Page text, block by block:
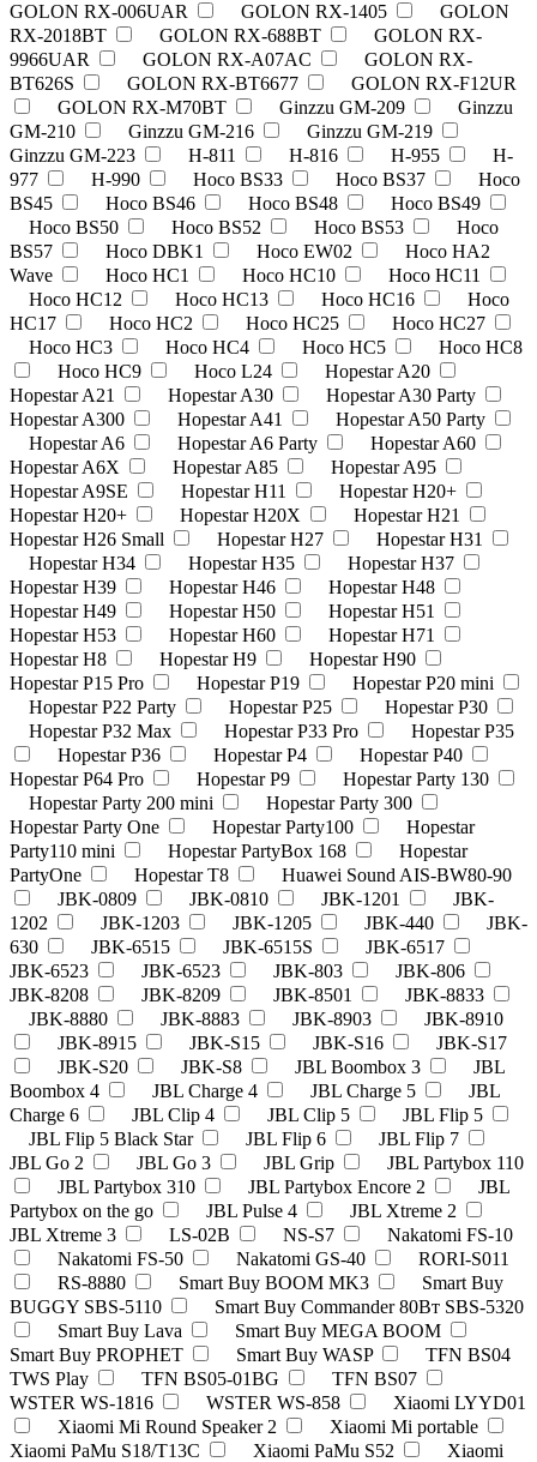
GOLON RX-006UAR GOLON RX-1405
GOLON
RX-2018BT
GOLON RX-688BT
GOLON RX-
9966UAR
GOLON RX-A07AC
GOLON RX-
BT626S
GOLON RX-BT6677
GOLON RX-F12UR
GOLON RX-M70BT
Ginzzu GM-209
Ginzzu
GM-210
Ginzzu GM-216
Ginzzu GM-219
Ginzzu GM-223
H-811 H-816 H-955
H-
977
H-990 Hoco BS33 Hoco BS37
Hoco
BS45
Hoco BS46 Hoco BS48
Hoco BS49
Hoco BS50
Hoco BS52 Hoco BS53
Hoco
BS57
Hoco DBK1 Hoco EW02
Hoco HA2
Wave
Hoco HC1 Hoco HC10
Hoco HC11
Hoco HC12
Hoco HC13 Hoco HC16
Hoco
HC17
Hoco HC2 Hoco HC25
Hoco HC27
Hoco HC3
Hoco HC4 Hoco HC5
Hoco HC8
Hoco HC9
Hoco L24
Hopestar A20
Hopestar A21
Hopestar A30
Hopestar A30 Party
Hopestar A300
Hopestar A41
Hopestar A50 Party
Hopestar A6
Hopestar A6 Party
Hopestar A60
Hopestar A6X
Hopestar A85
Hopestar A95
Hopestar A9SE
Hopestar H11
Hopestar H20+
Hopestar H20+
Hopestar H20X
Hopestar H21
Hopestar H26 Small
Hopestar H27
Hopestar H31
Hopestar H34
Hopestar H35
Hopestar H37
Hopestar H39
Hopestar H46
Hopestar H48
Hopestar H49
Hopestar H50
Hopestar H51
Hopestar H53
Hopestar H60
Hopestar H71
Hopestar H8
Hopestar H9
Hopestar H90
Hopestar P15 Pro
Hopestar P19
Hopestar P20 mini
Hopestar P22 Party
Hopestar P25
Hopestar P30
Hopestar P32 Max
Hopestar P33 Pro
Hopestar P35
Hopestar P36
Hopestar P4
Hopestar P40
Hopestar P64 Pro
Hopestar P9
Hopestar Party 130
Hopestar Party 200 mini
Hopestar Party 300
Hopestar Party One
Hopestar Party100
Hopestar
Party110 mini
Hopestar PartyBox 168
Hopestar
PartyOne
Hopestar T8
Huawei Sound AIS-BW80-90
JBK-0809
JBK-0810 JBK-1201
JBK-
1202
JBK-1203 JBK-1205 JBK-440
JBK-
630
JBK-6515 JBK-6515S
JBK-6517
JBK-6523
JBK-6523 JBK-803
JBK-806
JBK-8208
JBK-8209 JBK-8501
JBK-8833
JBK-8880
JBK-8883 JBK-8903
JBK-8910
JBK-8915
JBK-S15 JBK-S16
JBK-S17
JBK-S20
JBK-S8 JBL Boombox 3
JBL
Boombox 4
JBL Charge 4 JBL Charge 5
JBL
Charge 6
JBL Clip 4 JBL Clip 5
JBL Flip 5
JBL Flip 5 Black Star
JBL Flip 6
JBL Flip 7
JBL Go 2
JBL Go 3 JBL Grip
JBL Partybox 110
JBL Partybox 310
JBL Partybox Encore 2
JBL
Partybox on the go
JBL Pulse 4
JBL Xtreme 2
JBL Xtreme 3
LS-02B NS-S7
Nakatomi FS-10
Nakatomi FS-50
Nakatomi GS-40
RORI-S011
RS-8880
Smart Buy BOOM MK3
Smart Buy
BUGGY SBS-5110
Smart Buy Commander 80Вт SBS-5320
Smart Buy Lava
Smart Buy MEGA BOOM
Smart Buy PROPHET
Smart Buy WASP
TFN BS04
TWS Play
TFN BS05-01BG
TFN BS07
WSTER WS-1816
WSTER WS-858
Xiaomi LYYD01
Xiaomi Mi Round Speaker 2
Xiaomi Mi portable
Xiaomi PaMu S18/T13C
Xiaomi PaMu S52
Xiaomi